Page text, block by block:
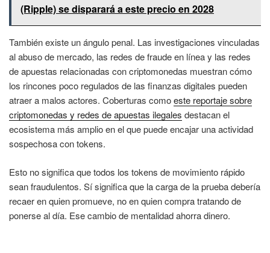
(Ripple) se disparará a este precio en 2028
También existe un ángulo penal. Las investigaciones vinculadas
al abuso de mercado, las redes de fraude en línea y las redes
de apuestas relacionadas con criptomonedas muestran cómo
los rincones poco regulados de las finanzas digitales pueden
atraer a malos actores. Coberturas comoeste reportaje sobre
criptomonedas y redes de apuestas ilegales destacan el
ecosistema más amplio en el que puede encajar una actividad
sospechosa con tokens.
Esto no significa que todos los tokens de movimiento rápido
sean fraudulentos. Sí significa que la carga de la prueba debería
recaer en quien promueve, no en quien compra tratando de
ponerse al día. Ese cambio de mentalidad ahorra dinero.